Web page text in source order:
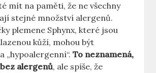
mít na paměti, že ne všechny
stejné množství alergenů.
plemene Sphynx, které jsou
kůží, mohou být
„hypoalergenní“.To neznamená,
alergenů, ale spíše, že